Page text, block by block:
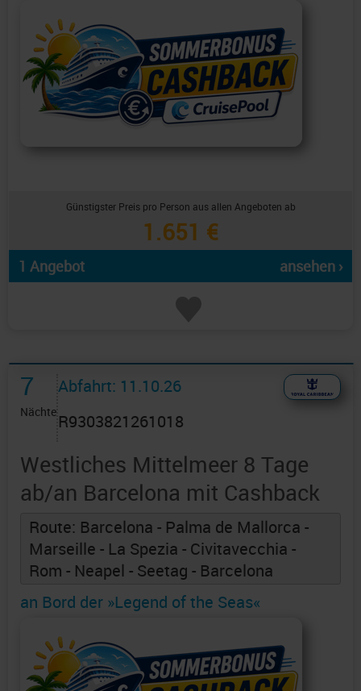
Günstigster Preis pro Person aus allen Angeboten ab
1.651 €
1 Angebot ansehen ›
7
Nächte
Abfahrt: 11.10.26
R9303821261018
Westliches Mittelmeer 8 Tage
ab/an Barcelona mit Cashback
Route: Barcelona - Palma de Mallorca -
Marseille - La Spezia - Civitavecchia -
Rom - Neapel - Seetag - Barcelona
an Bord der »Legend of the Seas«